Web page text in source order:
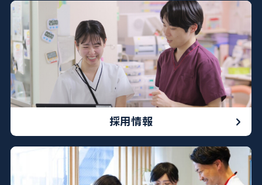
※診療科によって曜日や時間が異なる場合がございます
採用情報